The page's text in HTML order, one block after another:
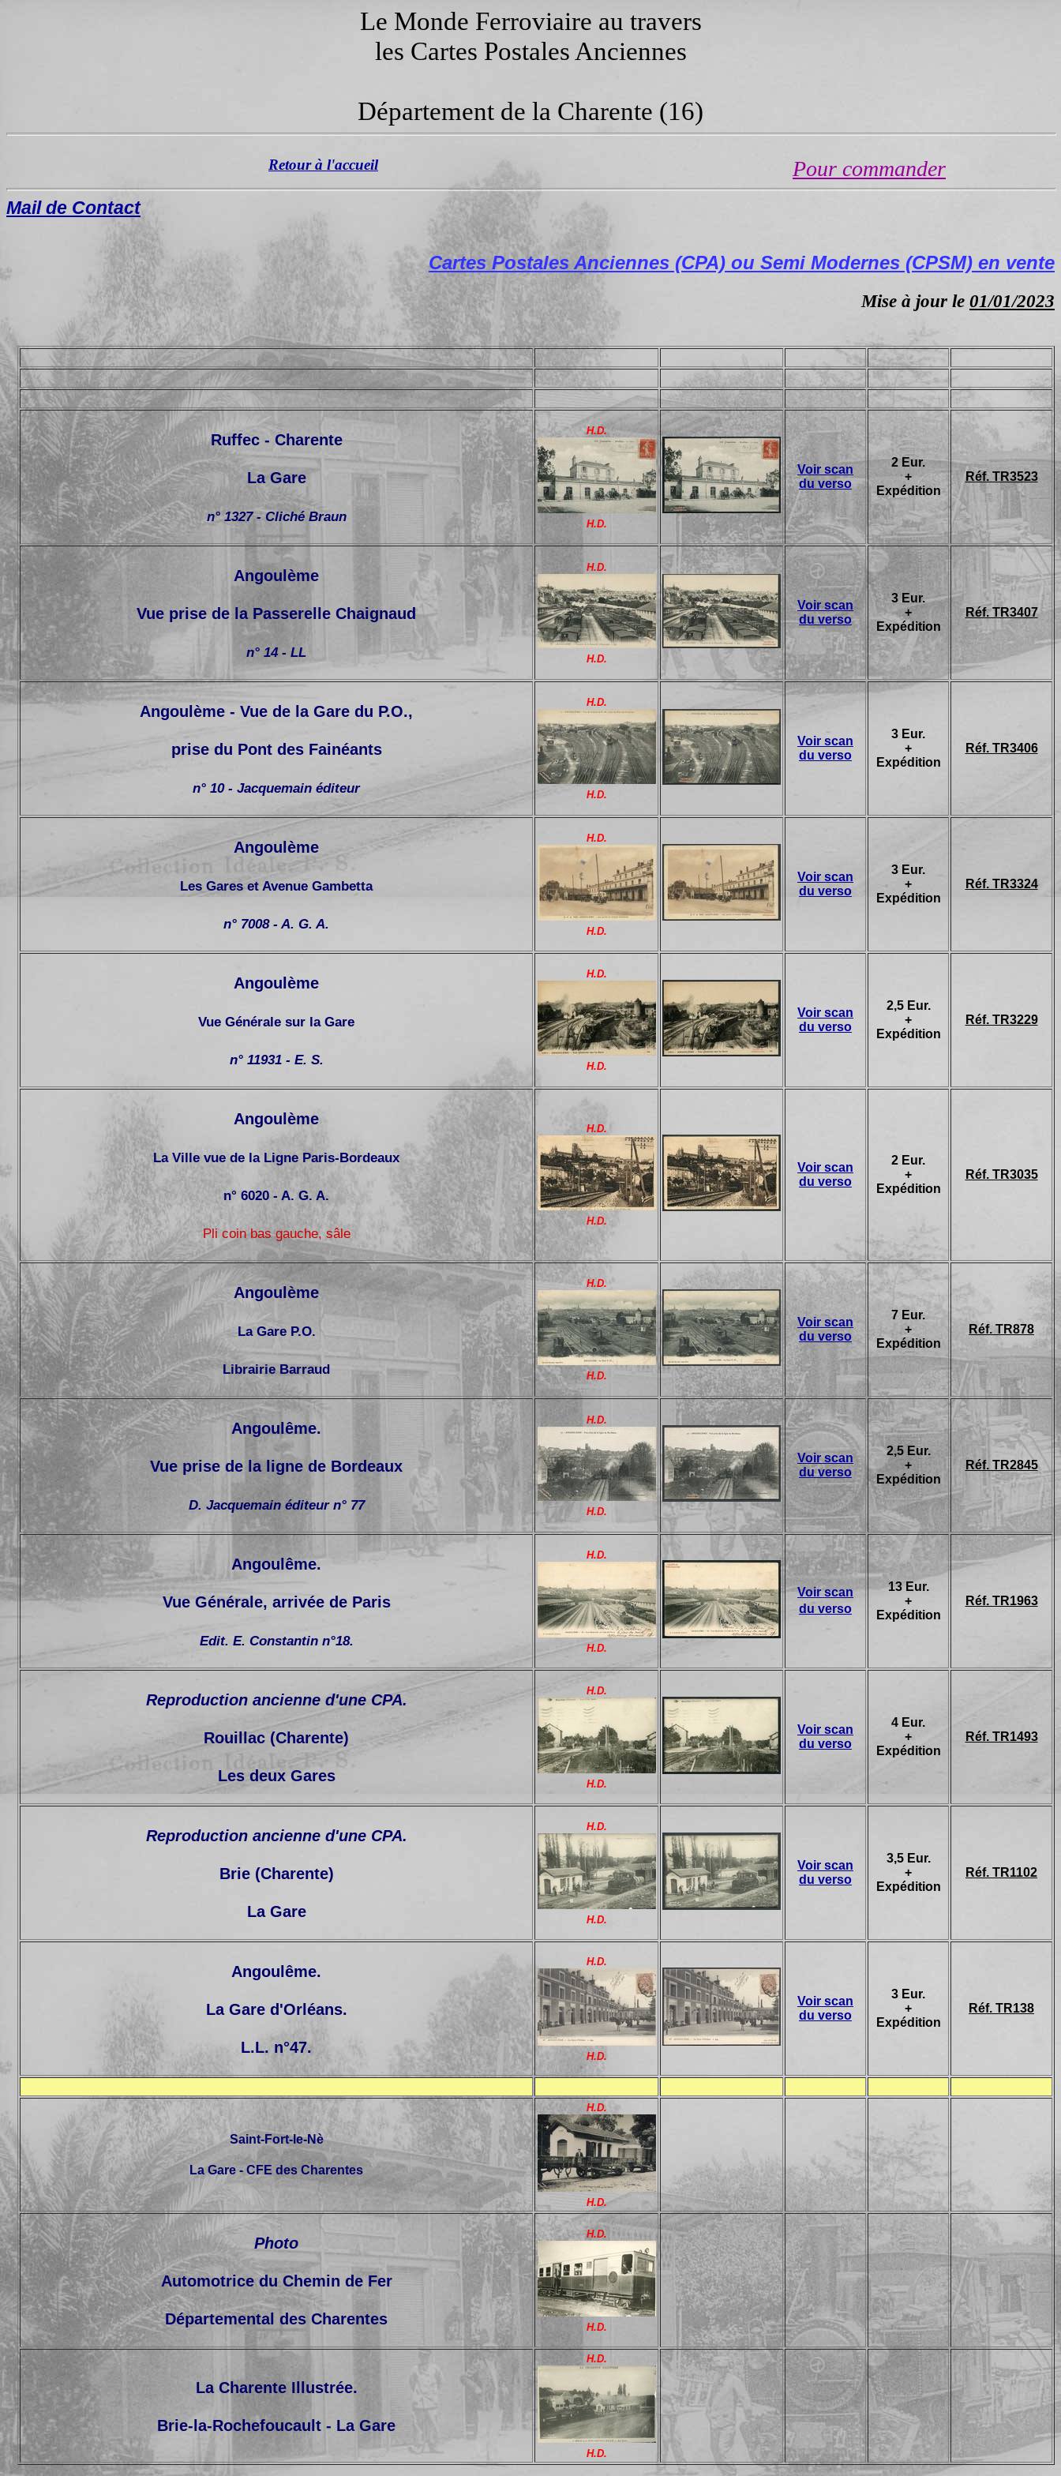
Le Monde Ferroviaire au travers
les Cartes Postales Anciennes
Département de la Charente (16)
Retour à l'accueil Pour commander
Mail de Contact
Cartes Postales Anciennes (CPA) ou Semi Modernes (CPSM) en vente
Mise à jour le 01/01/2023
Ruffec - Charente
La Gare
n° 1327 - Cliché Braun
H.D.
H.D.
Voir scan
du verso
2 Eur.
+
Expédition
Réf. TR3523
Angoulème
Vue prise de la Passerelle Chaignaud
n° 14 - LL
H.D.
H.D.
Voir scan
du verso
3 Eur.
+
Expédition
Réf. TR3407
Angoulème - Vue de la Gare du P.O.,
prise du Pont des Fainéants
n° 10 - Jacquemain éditeur
H.D.
H.D.
Voir scan
du verso
3 Eur.
+
Expédition
Réf. TR3406
Angoulème
Les Gares et Avenue Gambetta
n° 7008 - A. G. A.
H.D.
H.D.
Voir scan
du verso
3 Eur.
+
Expédition
Réf. TR3324
Angoulème
Vue Générale sur la Gare
n° 11931 - E. S.
H.D.
H.D.
Voir scan
du verso
2,5 Eur.
+
Expédition
Réf. TR3229
Angoulème
La Ville vue de la Ligne Paris-Bordeaux
n° 6020 - A. G. A.
Pli coin bas gauche, sâle
H.D.
H.D.
Voir scan
du verso
2 Eur.
+
Expédition
Réf. TR3035
Angoulème
La Gare P.O.
Librairie Barraud
H.D.
H.D.
Voir scan
du verso
7 Eur.
+
Expédition
Réf. TR878
Angoulême.
Vue prise de la ligne de Bordeaux
D. Jacquemain éditeur n° 77
H.D.
H.D.
Voir scan
du verso
2,5 Eur.
+
Expédition
Réf. TR2845
Angoulême.
Vue Générale, arrivée de Paris
Edit. E. Constantin n°18.
H.D.
H.D.
Voir scan
du verso
13 Eur.
+
Expédition
Réf. TR1963
Reproduction ancienne d'une CPA.
Rouillac (Charente)
Les deux Gares
H.D.
H.D.
Voir scan
du verso
4 Eur.
+
Expédition
Réf. TR1493
Reproduction ancienne d'une CPA.
Brie (Charente)
La Gare
H.D.
H.D.
Voir scan
du verso
3,5 Eur.
+
Expédition
Réf. TR1102
Angoulême.
La Gare d'Orléans.
L.L. n°47.
H.D.
H.D.
Voir scan
du verso
3 Eur.
+
Expédition
Réf. TR138
Saint-Fort-le-Nè
La Gare - CFE des Charentes
H.D.
H.D.
Photo
Automotrice du Chemin de Fer
Départemental des Charentes
H.D.
H.D.
La Charente Illustrée.
Brie-la-Rochefoucault - La Gare
H.D.
H.D.